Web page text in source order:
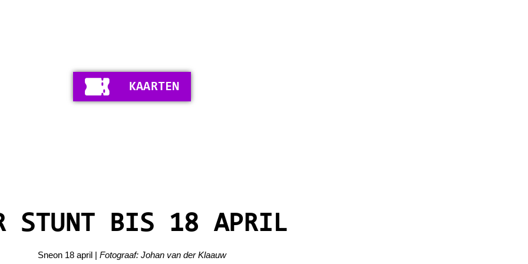
KAARTEN
STUNT BIS 18 APRIL
Sneon 18 april | Fotograaf: Johan van der Klaauw